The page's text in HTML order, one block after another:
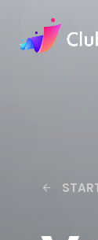
arrow_back